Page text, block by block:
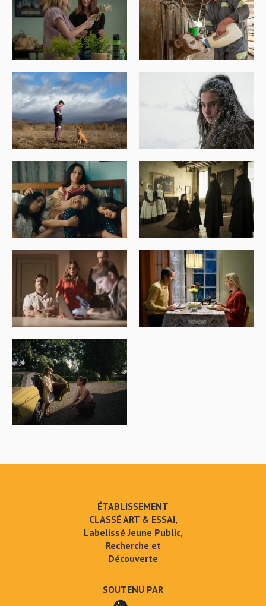
ÉTABLISSEMENT
CLASSÉ ART & ESSAI,
Labelissé Jeune Public,
Recherche et
Découverte
SOUTENU PAR